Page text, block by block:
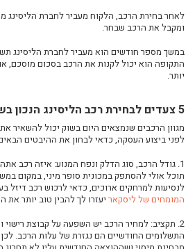
ליסינג עסקי ולעצמאים – פתרון אחד שמתאים לכולם
האם משתלם לעשות ליסינג תפעולי על רכבים בארץ?
עוסק מורשה? בעל חברה בע"מ? הנה 5 סיבות לעשות ליסינג תפעולי עבור העסק שלך
4 רכבי יוקרה מומלצים שכדאי לכם להכיר
איך לבחור את פתרון הרכב המשתלם ביותר לעסק שלך
השוואת מסלולי רכב חכמים שיכולים לחסוך אלפי שקלים
פתרונות רכב מתקדמים לעסקים – איך לבחור את המודל
השוואה בין דרכי מימון שונות לרכב – מה חשוב לדעת לפני
איך לבחור רכב חשמלי שמתאים גם לתדמית וגם לתקציב
פתרונות תחבורה גמישים לעובדים ולמנהלים
לאחר בחירת הרכב, הלקוח מעביר לחברת הליסינג
ומקבל את הרכב שבחר.
במשך מספר חודשים הוא מעביר לחברת הליסינג
התקופה הוא יכול לקנות את הרכב בסכום מוסכם,
יותר.
5 צעדים לבחירת רכב הליסינג הנכון בשבילך:
מגוון הרכבים שנמצאים היום בשוק יכול להשאיר
לפני ביצוע העסקה, כדאי לבחון את ההיבטים
1. גודל הרכב, סוג הדלק ונפח המנוע: איזה רכב
תוכל אולי להסתפק במכונית סופר מיני, במקום
לנסיעות למרחקים ארוכים, כדאי לרכוש רכב דיזל
המומחים של ליסקאר יעזרו לך להבין טוב יותר את
2. תקציב: למחיר הרכב יש השפעה על קבוצת רישוי ועל
התשלומים החודשיים הם נגזרת של עלות הרכב.